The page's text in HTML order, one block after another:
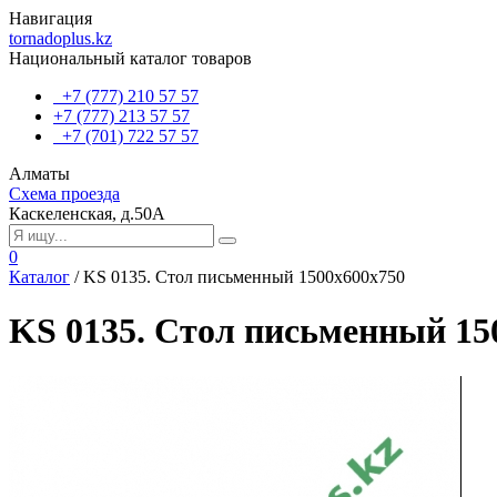
Навигация
tornadoplus.kz
Национальный каталог товаров
+7 (777) 210 57 57
+7 (777) 213 57 57
+7 (701) 722 57 57
Алматы
Схема проезда
Каскеленская, д.50А
0
Каталог /KS 0135. Стол письменный 1500х600х750
KS 0135. Стол письменный